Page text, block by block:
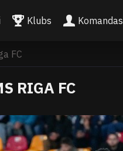
Klubs Komandas
FC
RIGA FC